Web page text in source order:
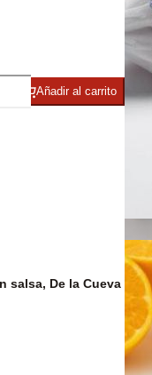
Añadir al carrito
salsa, De la Cueva